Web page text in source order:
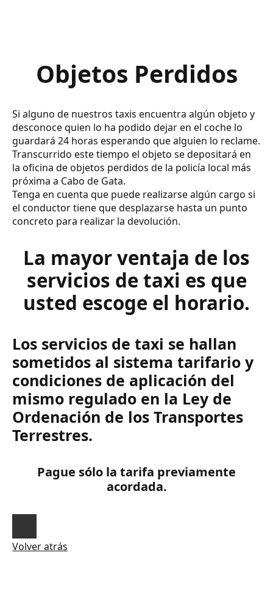
Objetos Perdidos
Si alguno de nuestros taxis encuentra algún objeto y
desconoce quien lo ha podido dejar en el coche lo
guardará 24 horas esperando que alguien lo reclame.
Transcurrido este tiempo el objeto se depositará en
la oficina de objetos perdidos de la policía local más
próxima a Cabo de Gata.
Tenga en cuenta que puede realizarse algún cargo si
el conductor tiene que desplazarse hasta un punto
concreto para realizar la devolución.
La mayor ventaja de los
servicios de taxi es que
usted escoge el horario.
Los servicios de taxi se hallan
sometidos al sistema tarifario y
condiciones de aplicación del
mismo regulado en la Ley de
Ordenación de los Transportes
Terrestres.
Pague sólo la tarifa previamente
acordada.
Volver atrás